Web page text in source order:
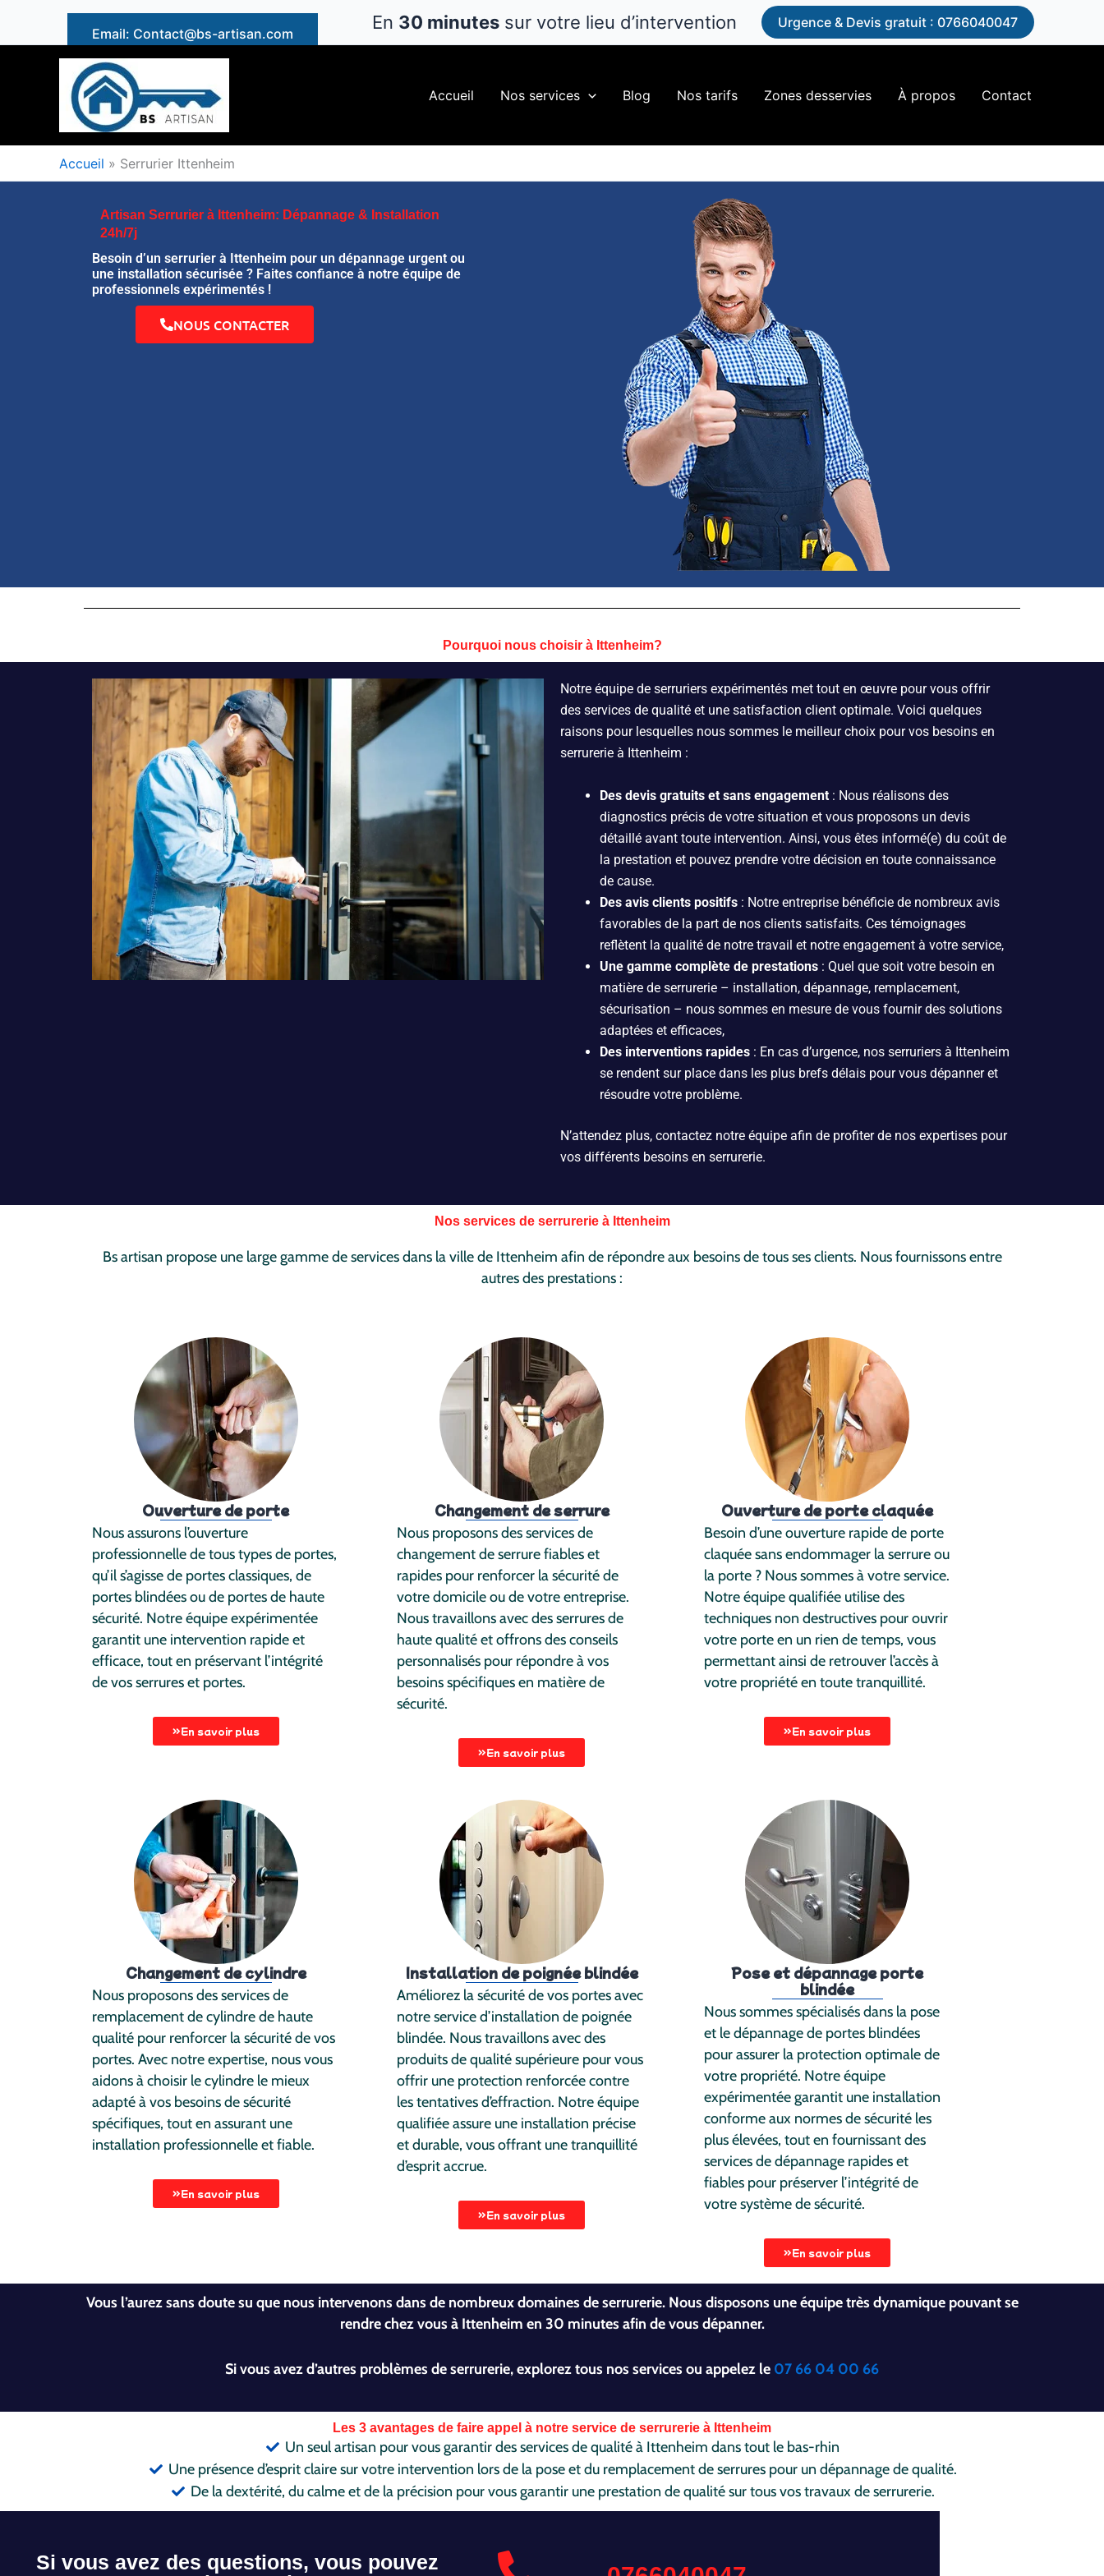
Email: Contact@bs-artisan.com
En 30 minutes sur votre lieu d’intervention Urgence & Devis gratuit : 0766040047
Accueil Nos services Blog Nos tarifs Zones desservies À propos Contact
Accueil » Serrurier Ittenheim
Artisan Serrurier à Ittenheim: Dépannage & Installation
24h/7j
Besoin d’un serrurier à Ittenheim pour un dépannage urgent ou
une installation sécurisée ? Faites confiance à notre équipe de
professionnels expérimentés !
NOUS CONTACTER
Pourquoi nous choisir à Ittenheim?
Notre équipe de serruriers expérimentés met tout en œuvre pour vous offrir
des services de qualité et une satisfaction client optimale. Voici quelques
raisons pour lesquelles nous sommes le meilleur choix pour vos besoins en
serrurerie à Ittenheim :
Des devis gratuits et sans engagement : Nous réalisons des
diagnostics précis de votre situation et vous proposons un devis
détaillé avant toute intervention. Ainsi, vous êtes informé(e) du coût de
la prestation et pouvez prendre votre décision en toute connaissance
de cause.
Des avis clients positifs : Notre entreprise bénéficie de nombreux avis
favorables de la part de nos clients satisfaits. Ces témoignages
reflètent la qualité de notre travail et notre engagement à votre service,
Une gamme complète de prestations : Quel que soit votre besoin en
matière de serrurerie – installation, dépannage, remplacement,
sécurisation – nous sommes en mesure de vous fournir des solutions
adaptées et efficaces,
Des interventions rapides : En cas d’urgence, nos serruriers à Ittenheim
se rendent sur place dans les plus brefs délais pour vous dépanner et
résoudre votre problème.
N’attendez plus, contactez notre équipe afin de profiter de nos expertises pour
vos différents besoins en serrurerie.
Nos services de serrurerie à Ittenheim
Bs artisan propose une large gamme de services dans la ville de Ittenheim afin de répondre aux besoins de tous ses clients. Nous fournissons entre
autres des prestations :
Ouverture de porte
Nous assurons l’ouverture
professionnelle de tous types de portes,
qu’il s’agisse de portes classiques, de
portes blindées ou de portes de haute
sécurité. Notre équipe expérimentée
garantit une intervention rapide et
efficace, tout en préservant l’intégrité
de vos serrures et portes.
En savoir plus
Changement de serrure
Nous proposons des services de
changement de serrure fiables et
rapides pour renforcer la sécurité de
votre domicile ou de votre entreprise.
Nous travaillons avec des serrures de
haute qualité et offrons des conseils
personnalisés pour répondre à vos
besoins spécifiques en matière de
sécurité.
En savoir plus
Ouverture de porte claquée
Besoin d’une ouverture rapide de porte
claquée sans endommager la serrure ou
la porte ? Nous sommes à votre service.
Notre équipe qualifiée utilise des
techniques non destructives pour ouvrir
votre porte en un rien de temps, vous
permettant ainsi de retrouver l’accès à
votre propriété en toute tranquillité.
En savoir plus
Changement de cylindre
Nous proposons des services de
remplacement de cylindre de haute
qualité pour renforcer la sécurité de vos
portes. Avec notre expertise, nous vous
aidons à choisir le cylindre le mieux
adapté à vos besoins de sécurité
spécifiques, tout en assurant une
installation professionnelle et fiable.
En savoir plus
Installation de poignée blindée
Améliorez la sécurité de vos portes avec
notre service d’installation de poignée
blindée. Nous travaillons avec des
produits de qualité supérieure pour vous
offrir une protection renforcée contre
les tentatives d’effraction. Notre équipe
qualifiée assure une installation précise
et durable, vous offrant une tranquillité
d’esprit accrue.
En savoir plus
Pose et dépannage porte
blindée
Nous sommes spécialisés dans la pose
et le dépannage de portes blindées
pour assurer la protection optimale de
votre propriété. Notre équipe
expérimentée garantit une installation
conforme aux normes de sécurité les
plus élevées, tout en fournissant des
services de dépannage rapides et
fiables pour préserver l’intégrité de
votre système de sécurité.
En savoir plus
Vous l’aurez sans doute su que nous intervenons dans de nombreux domaines de serrurerie. Nous disposons une équipe très dynamique pouvant se
rendre chez vous à Ittenheim en 30 minutes afin de vous dépanner.
Si vous avez d’autres problèmes de serrurerie, explorez tous nos services ou appelez le 07 66 04 00 66
Les 3 avantages de faire appel à notre service de serrurerie à Ittenheim
Un seul artisan pour vous garantir des services de qualité à Ittenheim dans tout le bas-rhin
Une présence d’esprit claire sur votre intervention lors de la pose et du remplacement de serrures pour un dépannage de qualité.
De la dextérité, du calme et de la précision pour vous garantir une prestation de qualité sur tous vos travaux de serrurerie.
Si vous avez des questions, vous pouvez